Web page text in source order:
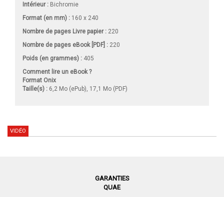
Intérieur : Bichromie
Format (en mm) : 160 x 240
Nombre de pages Livre papier: 220
Nombre de pages eBook [PDF] : 220
Poids (en grammes) : 405
Comment lire un eBook ?
Format Onix
Taille(s) : 6,2 Mo (ePub), 17,1 Mo (PDF)
VIDÉO
GARANTIES
QUAE